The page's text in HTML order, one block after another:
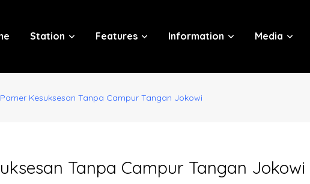
Station Features Information Media
Kesuksesan Tanpa Campur Tangan Jokowi
Tanpa Campur Tangan Jokowi